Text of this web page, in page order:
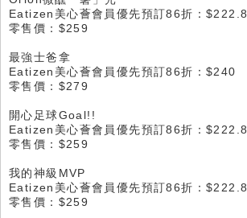
Eatizen美心薈會員優先預訂86折：$222.8
零售價：$259
最強士爸拿
Eatizen美心薈會員優先預訂86折：$240
零售價：$279
開心足球Goal!!
Eatizen美心薈會員優先預訂86折：$222.8
零售價：$259
我的神級MVP
Eatizen美心薈會員優先預訂86折：$222.8
零售價：$259